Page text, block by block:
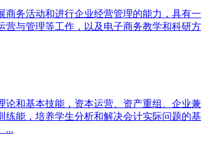
务活动和进行企业经营管理的能力，具有一
与管理等工作，以及电子商务教学和科研方
和基本技能，资本运营、资产重组、企业兼
能，培养学生分析和解决会计实际问题的基
...